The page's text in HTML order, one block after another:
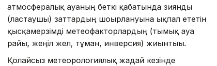
атмосфералық ауаның беткі қабатында зиянды
(ластаушы) заттардың шоғырлануына ықпал ететін
қысқамерзімді метеофакторлардың (тымық ауа
райы, жеңіл жел, тұман, инверсия) жиынтығы.
Қолайсыз метеорологиялық жағдай кезінде